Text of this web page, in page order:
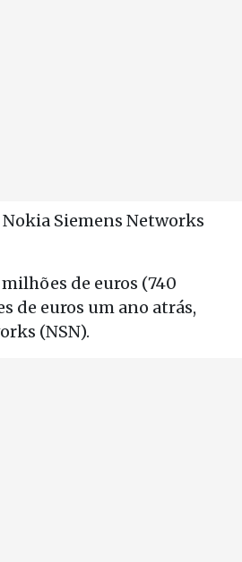
Siemens Networks
de euros (740
de euros um ano atrás,
(NSN).